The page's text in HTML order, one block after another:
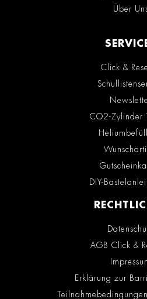
Über
Click &
CO2-Zylinder
DIY-
AGB Click &
Erklärung zur